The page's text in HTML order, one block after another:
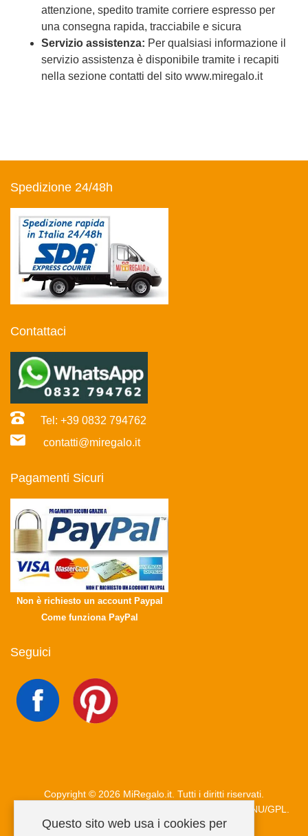
attenzione, spedito tramite corriere espresso per
una consegna rapida, tracciabile e sicura
Servizio assistenza: Per qualsiasi informazione il
servizio assistenza è disponibile tramite i recapiti
nella sezione contatti del sito www.miregalo.it
Spedizione 24/48h
Contattaci
Tel: +39 0832 794762
contatti@miregalo.it
Pagamenti Sicuri
Non è richiesto un account Paypal
Come funziona PayPal
Seguici
Copyright © 2026 MiRegalo.it. Tutti i diritti riservati.
licenza GNU/GPL.
Questo sito web usa i cookies per